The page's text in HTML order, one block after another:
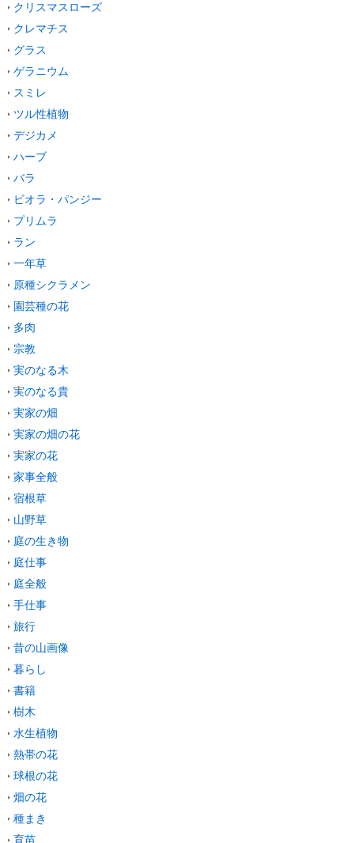
クリスマスローズ
クレマチス
グラス
ゲラニウム
スミレ
ツル性植物
デジカメ
ハーブ
バラ
ビオラ・パンジー
プリムラ
ラン
一年草
原種シクラメン
園芸種の花
多肉
宗教
実のなる木
実のなる貴
実家の畑
実家の畑の花
実家の花
家事全般
宿根草
山野草
庭の生き物
庭仕事
庭全般
手仕事
旅行
昔の山画像
暮らし
書籍
樹木
水生植物
熱帯の花
球根の花
畑の花
種まき
育苗